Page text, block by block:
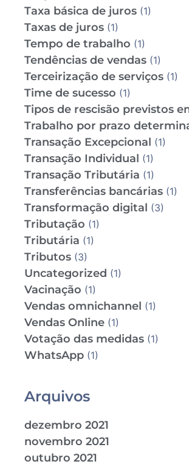
Taxa básica de juros (1)
Taxas de juros (1)
Tempo de trabalho (1)
Tendências de vendas (1)
Terceirização de serviços (1)
Time de sucesso (1)
Tipos de rescisão previstos
Trabalho por prazo
Transação Excepcional (1)
Transação Individual (1)
Transação Tributária (1)
Transferências bancárias (1)
Transformação digital (3)
Tributação (1)
Tributária (1)
Tributos (3)
Uncategorized (1)
Vacinação (1)
Vendas omnichannel (1)
Vendas Online (1)
Votação das medidas (1)
WhatsApp (1)
Arquivos
dezembro 2021
novembro 2021
outubro 2021